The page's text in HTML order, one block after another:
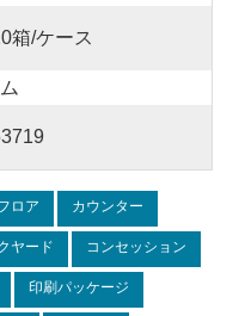
箱/ケース
ロア カウンター
ヤード コンセッション
印刷パッケージ